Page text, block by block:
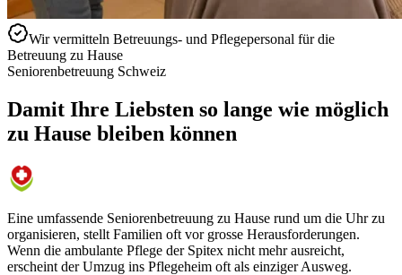
Wir vermitteln Betreuungs- und Pflegepersonal für die
Betreuung zu Hause
Seniorenbetreuung Schweiz
Damit Ihre Liebsten so lange wie möglich
zu Hause bleiben können
Eine umfassende Seniorenbetreuung zu Hause rund um die Uhr zu
organisieren, stellt Familien oft vor grosse Herausforderungen.
Wenn die ambulante Pflege der Spitex nicht mehr ausreicht,
erscheint der Umzug ins Pflegeheim oft als einziger Ausweg.